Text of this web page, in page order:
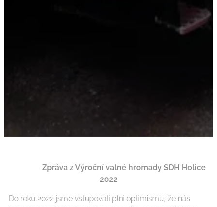
Zpráva z Výroční valné hromady SDH Holice
2022
Do roku 2022 jsme vstupovali plni optimismu, že nás